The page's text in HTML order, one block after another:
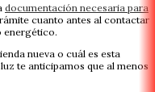
documentación necesaria para
cuanto antes al contactar
energético.
nueva o cuál es esta
te anticipamos que al menos